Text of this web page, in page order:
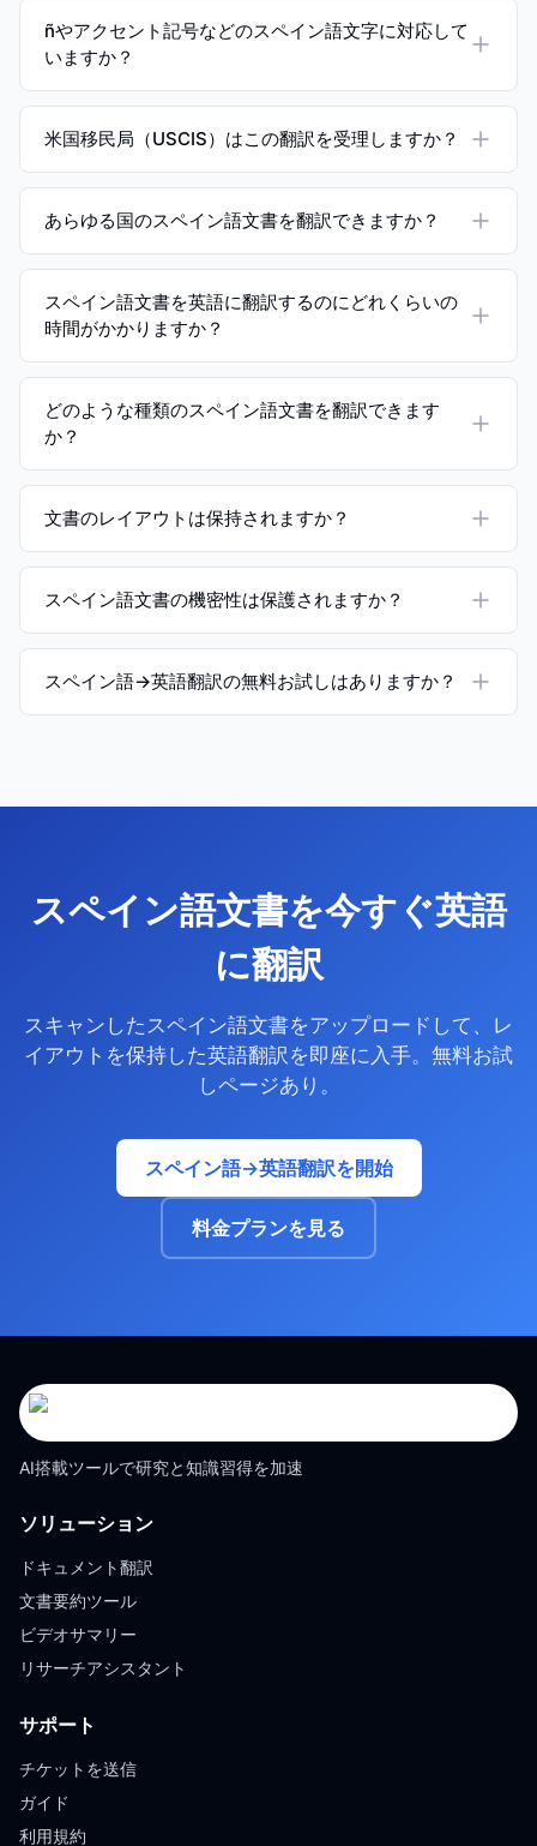
ñやアクセント記号などのスペイン語文字に対応して
いますか？
米国移民局（USCIS）はこの翻訳を受理しますか？
あらゆる国のスペイン語文書を翻訳できますか？
スペイン語文書を英語に翻訳するのにどれくらいの
時間がかかりますか？
どのような種類のスペイン語文書を翻訳できます
か？
文書のレイアウトは保持されますか？
スペイン語文書の機密性は保護されますか？
スペイン語→英語翻訳の無料お試しはありますか？
スペイン語文書を今すぐ英語
に翻訳
スキャンしたスペイン語文書をアップロードして、レ
イアウトを保持した英語翻訳を即座に入手。無料お試
しページあり。
スペイン語→英語翻訳を開始
料金プランを見る
AI搭載ツールで研究と知識習得を加速
ソリューション
ドキュメント翻訳
文書要約ツール
ビデオサマリー
リサーチアシスタント
サポート
チケットを送信
ガイド
利用規約